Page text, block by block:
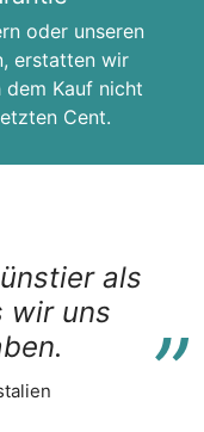
als
wir uns
“
oder unseren
erstatten wir
dem Kauf nicht
Cent.